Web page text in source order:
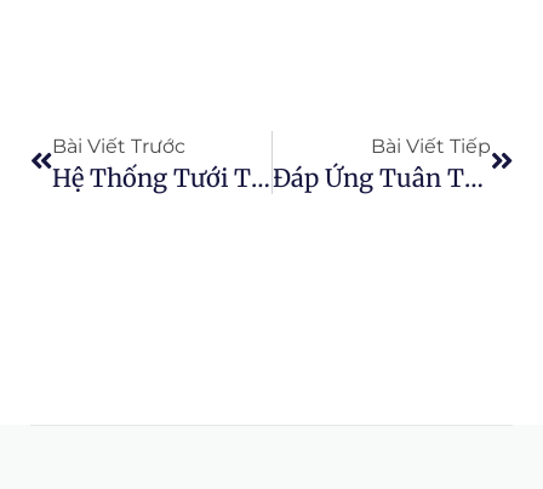
Bài Viết Trước
Hệ Thống Tưới Tiêu: Chúng Là Gì Và Tại Sao Bạn Cần Một Hệ Thống
Bài Viết Tiếp
Đáp Ứng Tuân Thủ ESG Trong Sản Xuất Thực Phẩm Với Agtech